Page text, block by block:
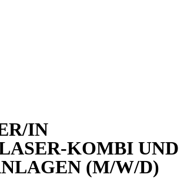
IN
KOMBI UND
(M/W/D)